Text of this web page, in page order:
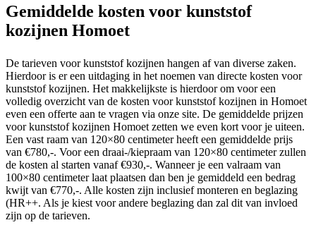
Gemiddelde kosten voor kunststof
kozijnen Homoet
De tarieven voor kunststof kozijnen hangen af van diverse zaken.
Hierdoor is er een uitdaging in het noemen van directe kosten voor
kunststof kozijnen. Het makkelijkste is hierdoor om voor een
volledig overzicht van de kosten voor kunststof kozijnen in Homoet
even een offerte aan te vragen via onze site. De gemiddelde prijzen
voor kunststof kozijnen Homoet zetten we even kort voor je uiteen.
Een vast raam van 120×80 centimeter heeft een gemiddelde prijs
van €780,-. Voor een draai-/kiepraam van 120×80 centimeter zullen
de kosten al starten vanaf €930,-. Wanneer je een valraam van
100×80 centimeter laat plaatsen dan ben je gemiddeld een bedrag
kwijt van €770,-. Alle kosten zijn inclusief monteren en beglazing
(HR++. Als je kiest voor andere beglazing dan zal dit van invloed
zijn op de tarieven.